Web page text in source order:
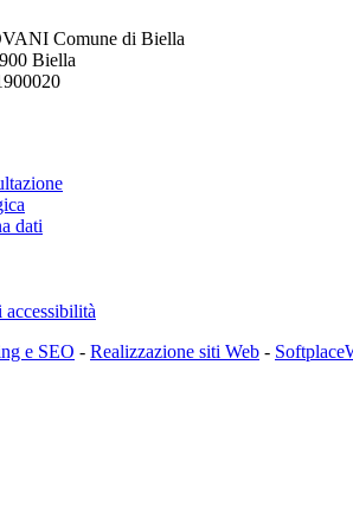
Comune di Biella
Biella
dati
e SEO - Realizzazione siti Web -